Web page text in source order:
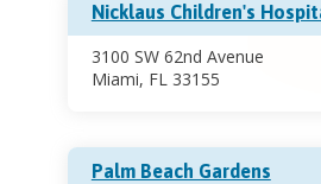
Nicklaus Children's
3100 SW 62nd Avenue
Miami, FL 33155
Palm Beach Gardens